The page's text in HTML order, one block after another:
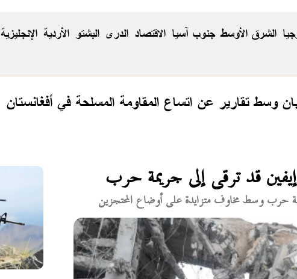
الاقتصاد جنوب آسيا الشرق الأوسط الإنجليزية الأردية البشتو الدری
تقارير عن اتساع المقاومة المسلحة في أفغانستان
قد ترقى إلى جريمة حرب
حرب وسط مخاوف متزايدة على أوضاع المحتجزين